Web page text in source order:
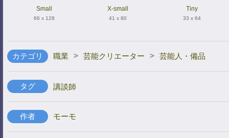
Small
66 x 128
X-small
41 x 80
Tiny
33 x 64
カテゴリ 職業 > 芸能クリエーター > 芸能人・備品
タグ 講談師
作者 モーモ